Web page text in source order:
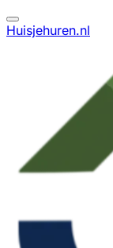
Huisjehuren.nl